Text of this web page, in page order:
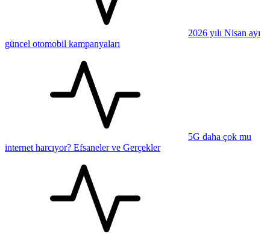
2026 yılı Nisan ayı
güncel otomobil kampanyaları
5G daha çok mu
internet harcıyor? Efsaneler ve Gerçekler